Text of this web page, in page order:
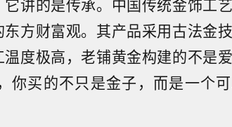
方财富观。其产品采用古法金
度极高，老铺黄金构建的不是爱
你买的不只是金子，而是一个